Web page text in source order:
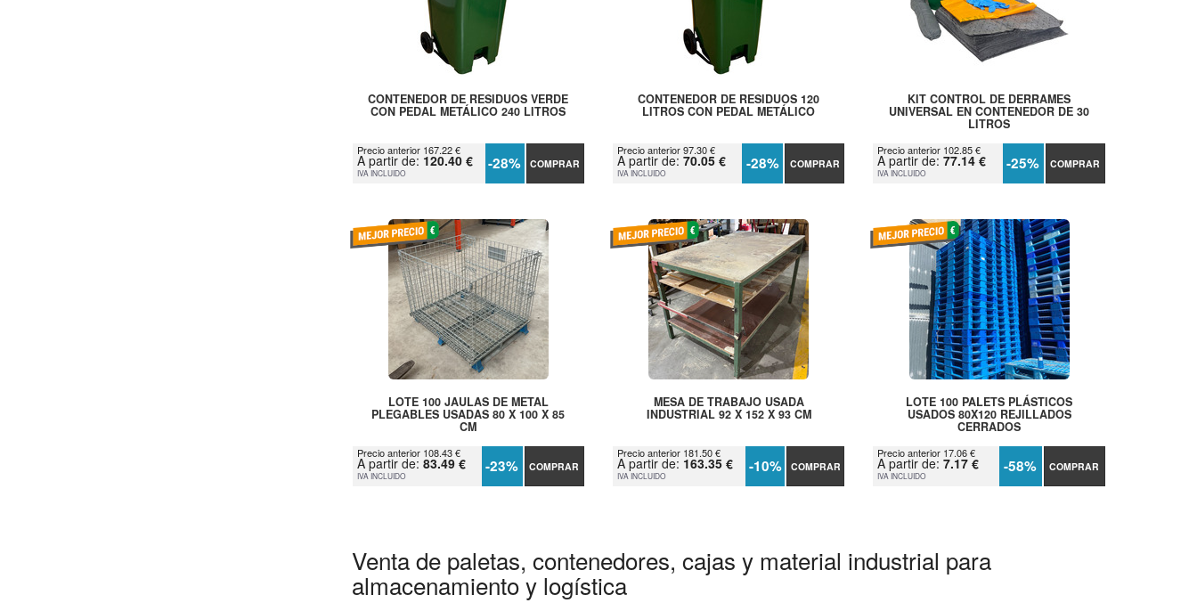
CONTENEDOR DE RESIDUOS VERDE
CON PEDAL METÁLICO 240 LITROS
Precio anterior 167.22 €
A partir de: 120.40 €
IVA INCLUIDO -28% COMPRAR
CONTENEDOR DE RESIDUOS 120
LITROS CON PEDAL METÁLICO
Precio anterior 97.30 €
A partir de: 70.05 €
IVA INCLUIDO -28% COMPRAR
KIT CONTROL DE DERRAMES
UNIVERSAL EN CONTENEDOR DE 30
LITROS
Precio anterior 102.85 €
A partir de:77.14 €
IVA INCLUIDO -25% COMPRAR
LOTE 100 JAULAS DE METAL
PLEGABLES USADAS 80 X 100 X 85
CM
Precio anterior 108.43 €
A partir de: 83.49 €
IVA INCLUIDO -23% COMPRAR
MESA DE TRABAJO USADA
INDUSTRIAL 92 X 152 X 93 CM
Precio anterior 181.50 €
A partir de: 163.35 €
IVA INCLUIDO -10% COMPRAR
LOTE 100 PALETS PLÁSTICOS
USADOS 80X120 REJILLADOS
CERRADOS
Precio anterior 17.06 €
A partir de:7.17 €
IVA INCLUIDO -58% COMPRAR
Venta de paletas, contenedores, cajas y material industrial para
almacenamiento y logística